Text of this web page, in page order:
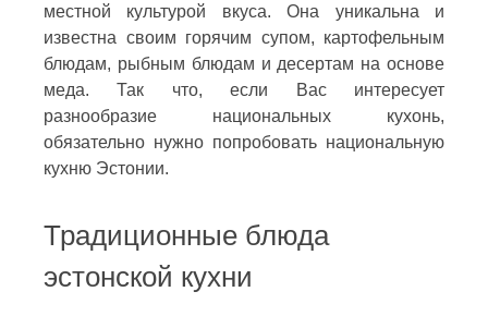
местной культурой вкуса. Она уникальна и
известна своим горячим супом, картофельным
блюдам, рыбным блюдам и десертам на основе
меда. Так что, если Вас интересует
разнообразие национальных кухонь,
обязательно нужно попробовать национальную
кухню Эстонии.
Традиционные блюда
эстонской кухни